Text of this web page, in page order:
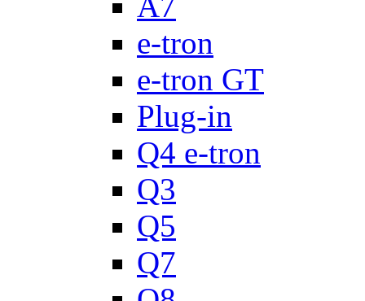
e-tron
e-tron GT
Plug-in
Q4 e-tron
Q3
Q5
Q7